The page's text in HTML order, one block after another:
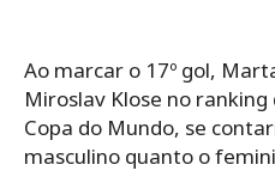
Ao marcar o 17º gol,
Miroslav Klose no
Copa do Mundo, se
masculino quanto o